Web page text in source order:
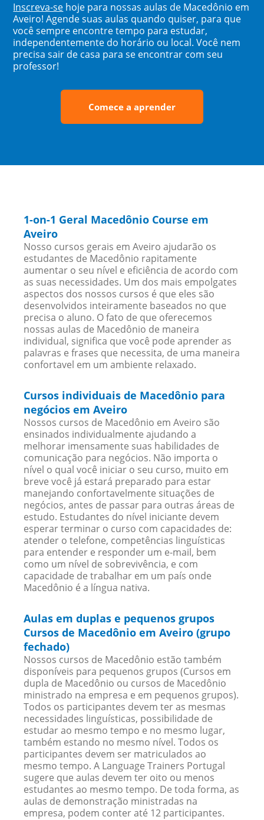
Inscreva-se hoje para nossas aulas de Macedônio em
Aveiro! Agende suas aulas quando quiser, para que
você sempre encontre tempo para estudar,
independentemente do horário ou local. Você nem
precisa sair de casa para se encontrar com seu
professor!
Comece a aprender
1-on-1 Geral Macedônio Course em
Aveiro
Nosso cursos gerais em Aveiro ajudarão os
estudantes de Macedônio rapitamente
aumentar o seu nível e eficiência de acordo com
as suas necessidades. Um dos mais empolgates
aspectos dos nossos cursos é que eles são
desenvolvidos inteiramente baseados no que
precisa o aluno. O fato de que oferecemos
nossas aulas de Macedônio de maneira
individual, significa que você pode aprender as
palavras e frases que necessita, de uma maneira
confortavel em um ambiente relaxado.
Cursos individuais de Macedônio para
negócios em Aveiro
Nossos cursos de Macedônio em Aveiro são
ensinados individualmente ajudando a
melhorar imensamente suas habilidades de
comunicação para negócios. Não importa o
nível o qual você iniciar o seu curso, muito em
breve você já estará preparado para estar
manejando confortavelmente situações de
negócios, antes de passar para outras áreas de
estudo. Estudantes do nível iniciante devem
esperar terminar o curso com capacidades de:
atender o telefone, competências linguísticas
para entender e responder um e-mail, bem
como um nível de sobrevivência, e com
capacidade de trabalhar em um país onde
Macedônio é a língua nativa.
Aulas em duplas e pequenos grupos
Cursos de Macedônio em Aveiro (grupo
fechado)
Nossos cursos de Macedônio estão também
disponíveis para pequenos grupos (Cursos em
dupla de Macedônio ou cursos de Macedônio
ministrado na empresa e em pequenos grupos).
Todos os participantes devem ter as mesmas
necessidades linguísticas, possibilidade de
estudar ao mesmo tempo e no mesmo lugar,
também estando no mesmo nível. Todos os
participantes devem ser matriculados ao
mesmo tempo. A Language Trainers Portugal
sugere que aulas devem ter oito ou menos
estudantes ao mesmo tempo. De toda forma, as
aulas de demonstração ministradas na
empresa, podem conter até 12 participantes.